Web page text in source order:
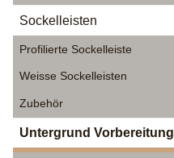
Sockelleisten
Profilierte Sockelleiste
Weisse Sockelleisten
Zubehör
Untergrund Vorbereitung